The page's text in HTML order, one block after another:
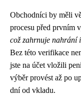
Obchodníci by měli
procesu před prvním
což zahrnuje nahrání
Bez této verifikace
jste na účet vložili
výběr provést až po
dní od vkladu.